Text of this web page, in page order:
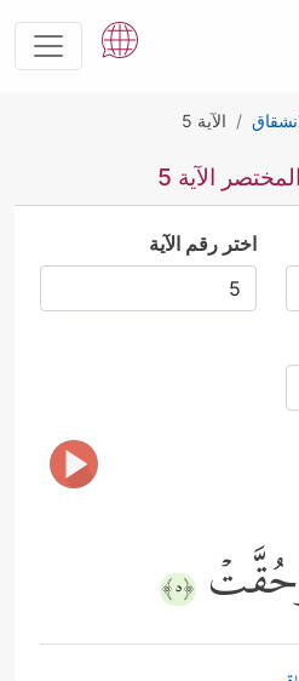
الآية 5
الآية 5
اختر رقم الآية
﴿٥﴾